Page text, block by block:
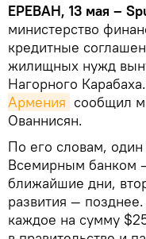
ЕРЕВАН, 13 мая –
министерство
кредитные
жилищных нужд
Нагорного
Армения сообщил
Ованнисян.
По его словам,
Всемирным банком
ближайшие дни,
развития —
каждое на сумму